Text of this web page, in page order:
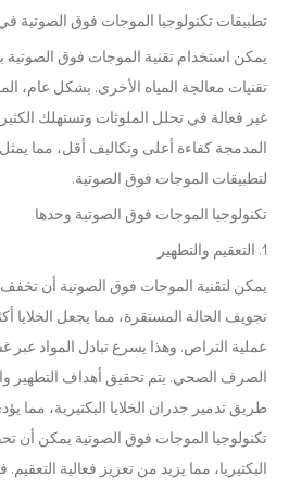
تطبيقات تكنولوجيا الموجات فوق الصوتية
يمكن استخدام تقنية الموجات فوق الصوتية
تقنيات معالجة المياه الأخرى. بشكل عام،
غير فعالة في تحلل الملوثات وتستهلك
المدمجة كفاءة أعلى وتكاليف أقل، مما
لتطبيقات الموجات فوق الصوتية.
تكنولوجيا الموجات فوق الصوتية وحدها
1. التعقيم والتطهير
يمكن لتقنية الموجات فوق الصوتية أن
تجويف الحالة المستقرة، مما يجعل الخلايا
عملية التراص. وهذا يسرع تبادل المواد عبر
الصرف الصحي. يتم تحقيق أهداف التطهير
طريق تدمير جدران الخلايا البكتيرية، مما
تكنولوجيا الموجات فوق الصوتية يمكن أن
البكتيريا، مما يزيد من تعزيز فعالية